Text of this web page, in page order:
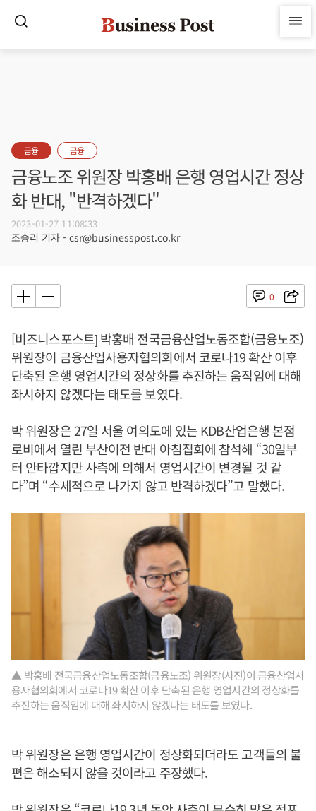
금융 금융
금융노조 위원장 박홍배 은행 영업시간 정상
화 반대, "반격하겠다"
2023-01-27 11:08:33
조승리 기자 - csr@businesspost.co.kr
0
[비즈니스포스트] 박홍배 전국금융산업노동조합(금융노조)
위원장이 금융산업사용자협의회에서 코로나19 확산 이후
단축된 은행 영업시간의 정상화를 추진하는 움직임에 대해
좌시하지 않겠다는 태도를 보였다.
박 위원장은 27일 서울 여의도에 있는 KDB산업은행 본점
로비에서 열린 부산이전 반대 아침집회에 참석해 “30일부
터 안타깝지만 사측에 의해서 영업시간이 변경될 것 같
다”며 “수세적으로 나가지 않고 반격하겠다”고 말했다.
▲ 박홍배 전국금융산업노동조합(금융노조) 위원장(사진)이 금융산업사
용자협의회에서 코로나19 확산 이후 단축된 은행 영업시간의 정상화를
추진하는 움직임에 대해 좌시하지 않겠다는 태도를 보였다.
박 위원장은 은행 영업시간이 정상화되더라도 고객들의 불
편은 해소되지 않을 것이라고 주장했다.